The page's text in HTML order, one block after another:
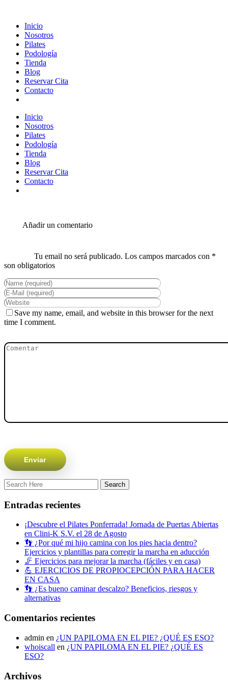
Inicio
Nosotros
Pilates
Podología
Tienda
Blog
Reservar Cita
Contacto
Inicio
Nosotros
Pilates
Podología
Tienda
Blog
Reservar Cita
Contacto
Save my name, email, and website in this browser for the next
time I comment.
Entradas recientes
¡Descubre el Pilates Ponferrada! Jornada de Puertas Abiertas
en Clini-K S.V. el 28 de Agosto
👣 ¿Por qué mi hijo camina con los pies hacia dentro?
Ejercicios y plantillas para corregir la marcha en aducción
🦵 Ejercicios para mejorar la marcha (fáciles y en casa)
💪 EJERCICIOS DE PROPIOCEPCIÓN PARA HACER
EN CASA
👣 ¿Es bueno caminar descalzo? Beneficios, riesgos y
alternativas
Comentarios recientes
admin en ¿UN PAPILOMA EN EL PIE? ¿QUÉ ES ESO?
whoiscall en ¿UN PAPILOMA EN EL PIE? ¿QUÉ ES
ESO?
Archivos